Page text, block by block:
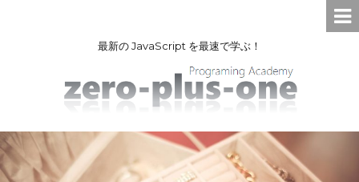
最新の JavaScript を最速で学ぶ！